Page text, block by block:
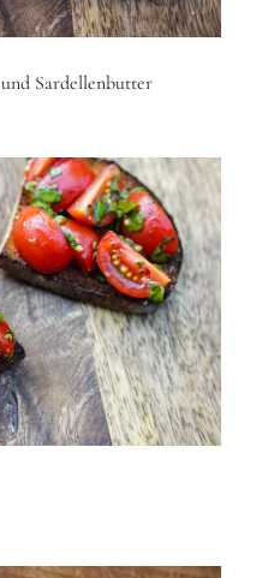
Sardellenbutter